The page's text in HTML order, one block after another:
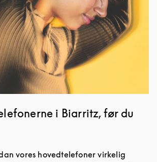
i Biarritz, før du
vores hovedtelefoner virkelig